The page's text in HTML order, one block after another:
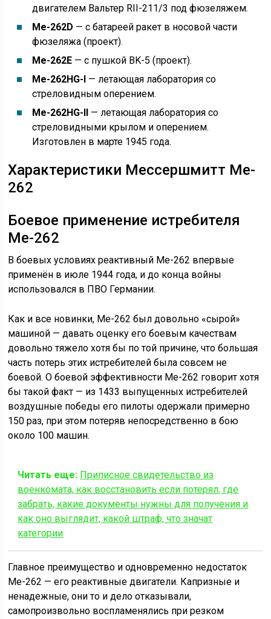
двигателем Вальтер RII-211/3 под фюзеляжем.
Me-262D — с батареей ракет в носовой части
фюзеляжа (проект).
Me-262E — с пушкой BK-5 (проект).
Me-262HG-I — летающая лаборатория со
стреловидным оперением.
Me-262HG-II — летающая лаборатория со
стреловидными крылом и оперением.
Изготовлен в марте 1945 года.
Характеристики Мессершмитт Me-
262
Боевое применение истребителя
Me-262
В боевых условиях реактивный Me-262 впервые
применён в июле 1944 года, и до конца войны
использовался в ПВО Германии.
Как и все новинки, Me-262 был довольно «сырой»
машиной — давать оценку его боевым качествам
довольно тяжело хотя бы по той причине, что большая
часть потерь этих истребителей была совсем не
боевой. О боевой эффективности Me-262 говорит хотя
бы такой факт — из 1433 выпущенных истребителей
воздушные победы его пилоты одержали примерно
150 раз, при этом потеряв непосредственно в бою
около 100 машин.
Читать еще: Приписное свидетельство из
военкомата, как восстановить если потерял, где
забрать, какие документы нужны для получения и
как оно выглядит, какой штраф, что значат
категории
Главное преимущество и одновременно недостаток
Me-262 — его реактивные двигатели. Капризные и
ненадежные, они то и дело отказывали,
самопроизвольно воспламенялись при резком